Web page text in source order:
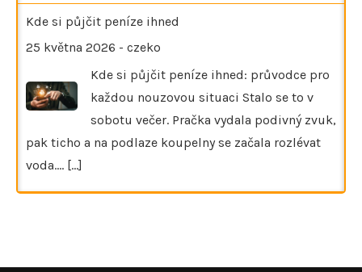
Kde si půjčit peníze ihned
25 května 2026 - czeko
Kde si půjčit peníze ihned: průvodce pro
každou nouzovou situaci Stalo se to v
sobotu večer. Pračka vydala podivný zvuk,
pak ticho a na podlaze koupelny se začala rozlévat
voda.… [...]